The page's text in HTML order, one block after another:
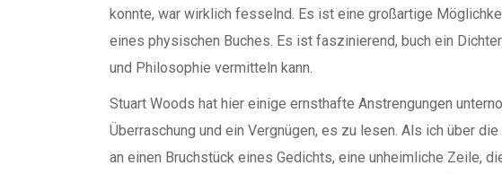
konnte, war wirklich fesselnd. Es ist eine großartige
eines physischen Buches. Es ist faszinierend, buch ein
und Philosophie vermitteln kann.
Stuart Woods hat hier einige ernsthafte Anstrengungen
Überraschung und ein Vergnügen, es zu lesen. Als ich über
an einen Bruchstück eines Gedichts, eine unheimliche Zeile,